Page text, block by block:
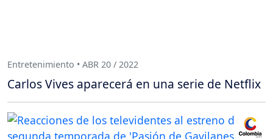
Entretenimiento • ABR 20 / 2022
Carlos Vives aparecerá en una serie de Netflix